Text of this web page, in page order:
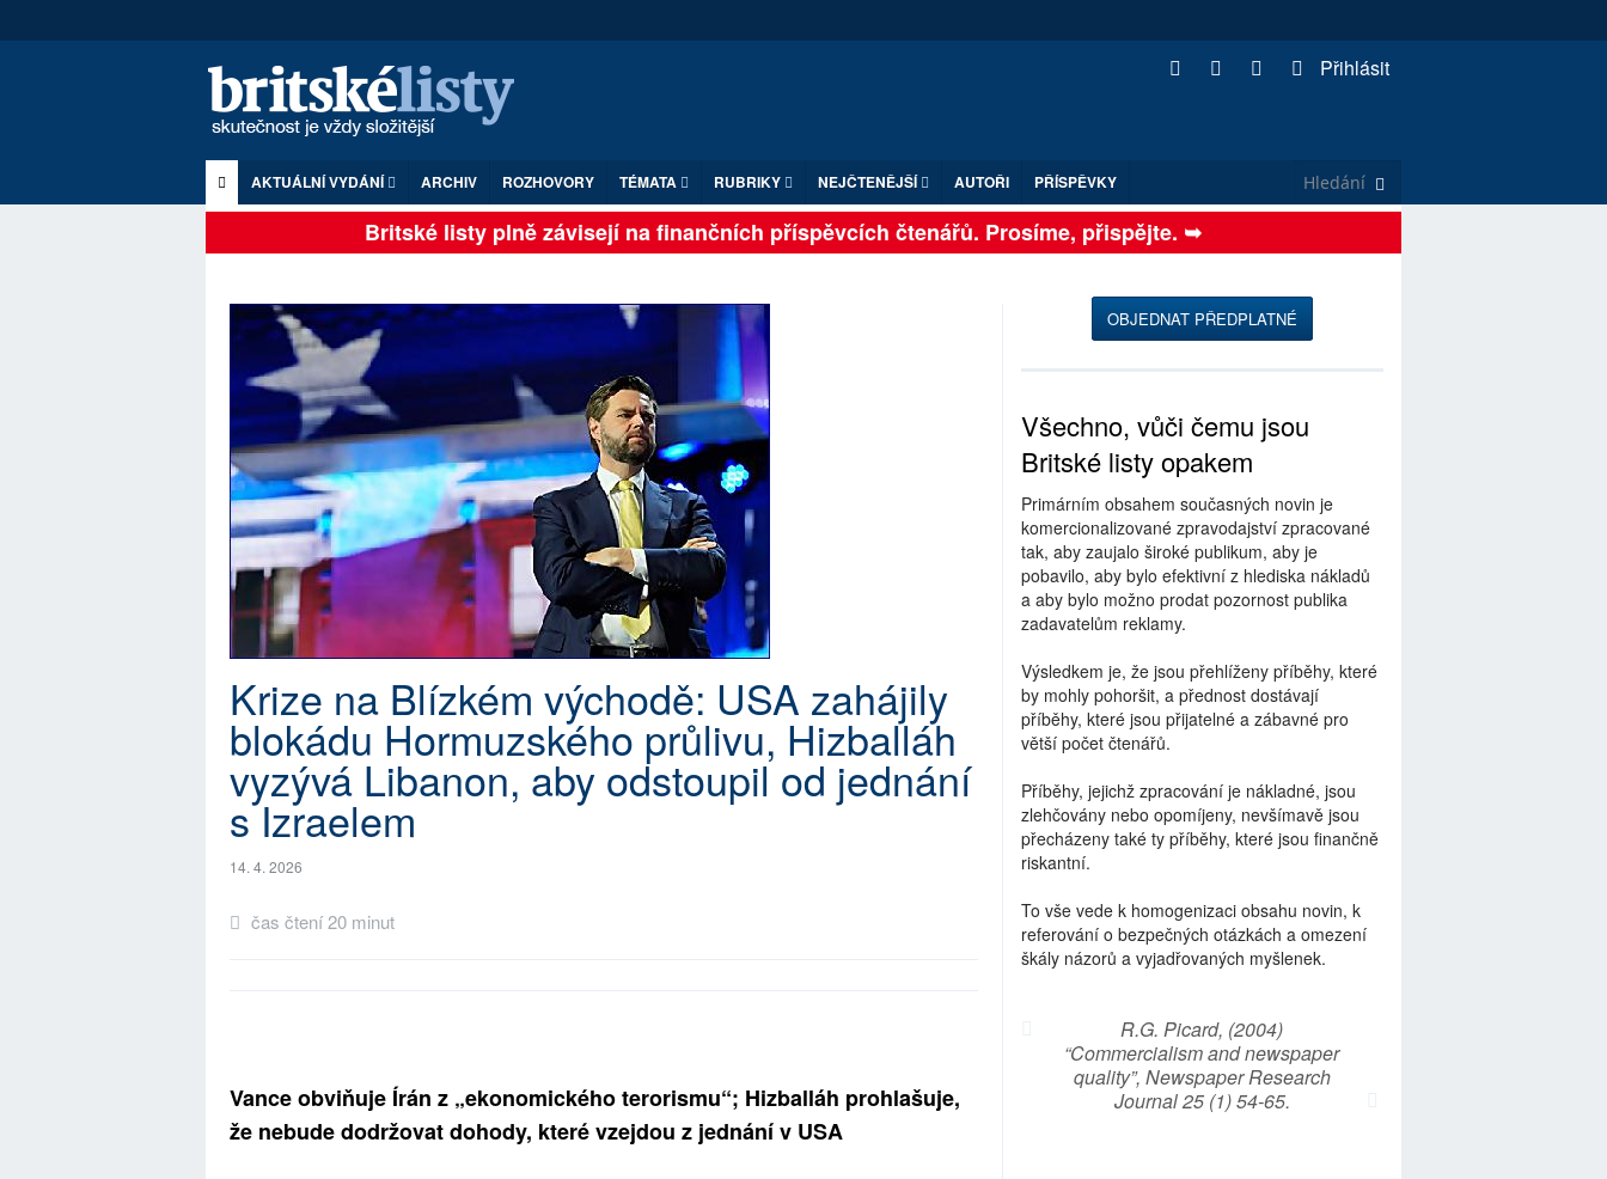
Přihlásit
AKTUÁLNÍ VYDÁNÍ ARCHIV ROZHOVORY TÉMATA RUBRIKY NEJČTENĚJŠÍ AUTOŘI PŘÍSPĚVKY
Britské listy plně závisejí na finančních příspěvcích čtenářů. Prosíme, přispějte. ➥
Krize na Blízkém východě: USA zahájily
blokádu Hormuzského průlivu, Hizballáh
vyzývá Libanon, aby odstoupil od jednání
s Izraelem
14. 4. 2026
čas čtení 20 minut
Vance obviňuje Írán z „ekonomického terorismu“; Hizballáh prohlašuje,
že nebude dodržovat dohody, které vzejdou z jednání v USA
OBJEDNAT PŘEDPLATNÉ
Všechno, vůči čemu jsou
Britské listy opakem
Primárním obsahem současných novin je
komercionalizované zpravodajství zpracované
tak, aby zaujalo široké publikum, aby je
pobavilo, aby bylo efektivní z hlediska nákladů
a aby bylo možno prodat pozornost publika
zadavatelům reklamy.
Výsledkem je, že jsou přehlíženy příběhy, které
by mohly pohoršit, a přednost dostávají
příběhy, které jsou přijatelné a zábavné pro
větší počet čtenářů.
Příběhy, jejichž zpracování je nákladné, jsou
zlehčovány nebo opomíjeny, nevšímavě jsou
přecházeny také ty příběhy, které jsou finančně
riskantní.
To vše vede k homogenizaci obsahu novin, k
referování o bezpečných otázkách a omezení
škály názorů a vyjadřovaných myšlenek.
R.G. Picard, (2004)
“Commercialism and newspaper
quality”, Newspaper Research
Journal 25 (1) 54-65.